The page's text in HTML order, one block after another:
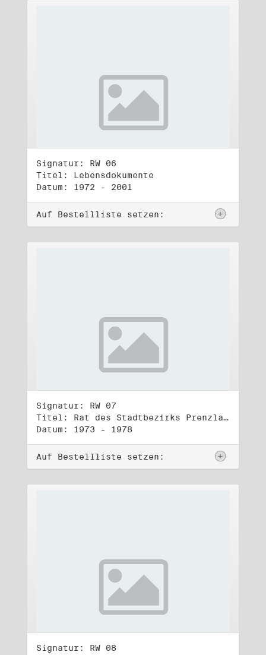
Signatur: RW 06
Titel: Lebensdokumente
Datum: 1972 - 2001
Auf Bestellliste setzen:
Signatur: RW 07
Titel: Rat des Stadtbezirks Prenzlauer Berg in Berlin
Datum: 1973 - 1978
Auf Bestellliste setzen:
Signatur: RW 08